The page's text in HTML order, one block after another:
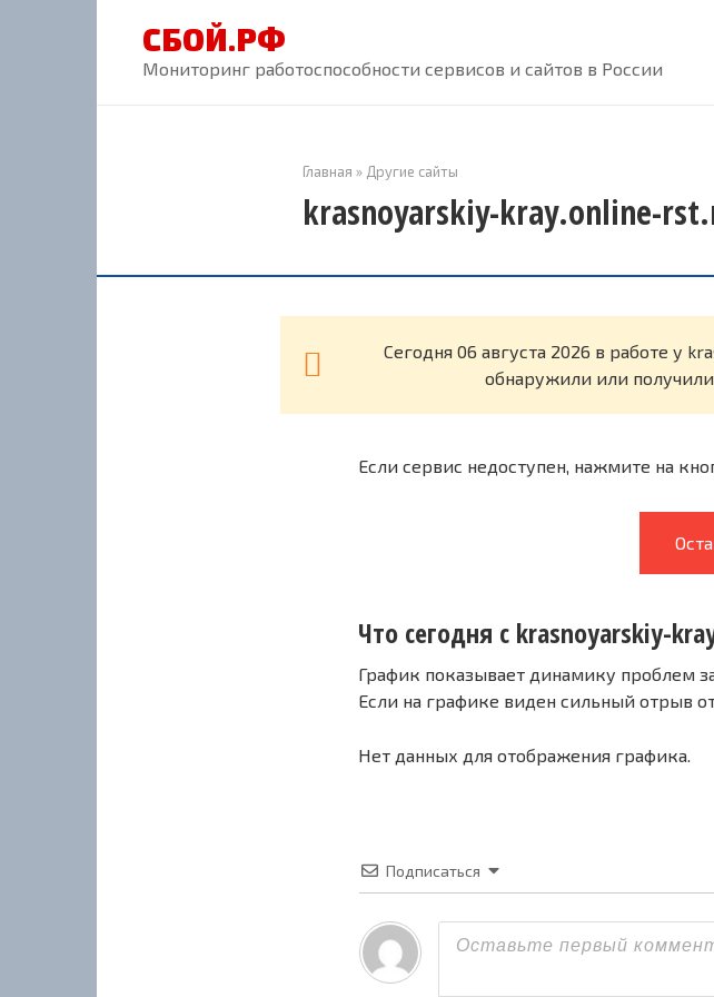
СБОЙ.РФ
Мониторинг работоспособности сервисов и сайтов в России
Главная » Другие сайты
krasnoyarskiy-kray.online-
Cегодня 06 августа 2026 в работе у
обнаружили или
Если сервис недоступен, нажмите на
Что сегодня с krasnoyarskiy-
График показывает динамику проблем
Если на графике виден сильный отрыв
Нет данных для отображения графика.
Подписаться